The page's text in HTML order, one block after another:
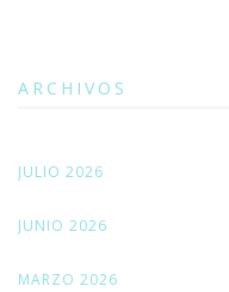
ARCHIVOS
JULIO 2026
JUNIO 2026
MARZO 2026